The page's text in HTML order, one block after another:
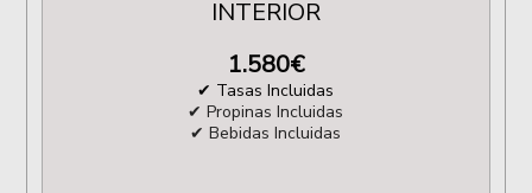
INTERIOR
1.580€
✔ Tasas Incluidas
✔ Propinas Incluidas
✔ Bebidas Incluidas